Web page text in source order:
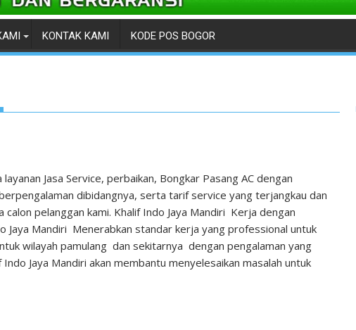
KONTAK KAMI KODE POS BOGOR
Jasa Service, perbaikan, Bongkar Pasang AC dengan
dibidangnya, serta tarif service yang terjangkau dan
pelanggan kami. Khalif Indo Jaya Mandiri Kerja dengan
Jaya Mandiri Menerabkan standar kerja yang professional untuk
wilayah pamulang dan sekitarnya dengan pengalaman yang
Jaya Mandiri akan membantu menyelesaikan masalah untuk